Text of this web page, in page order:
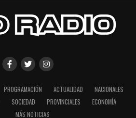
PROGRAMACIÓN ACTUALIDAD
NACIONALES
SOCIEDAD PROVINCIALES
ECONOMÍA
MÁS NOTICIAS